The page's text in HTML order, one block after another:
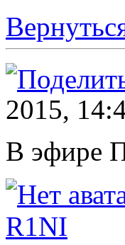
2015,
В эфире
R1NI